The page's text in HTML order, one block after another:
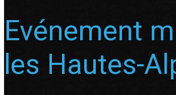
Evénement
les Hautes-